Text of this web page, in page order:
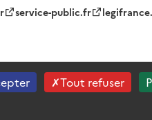
service-public.fr
Tout refuser